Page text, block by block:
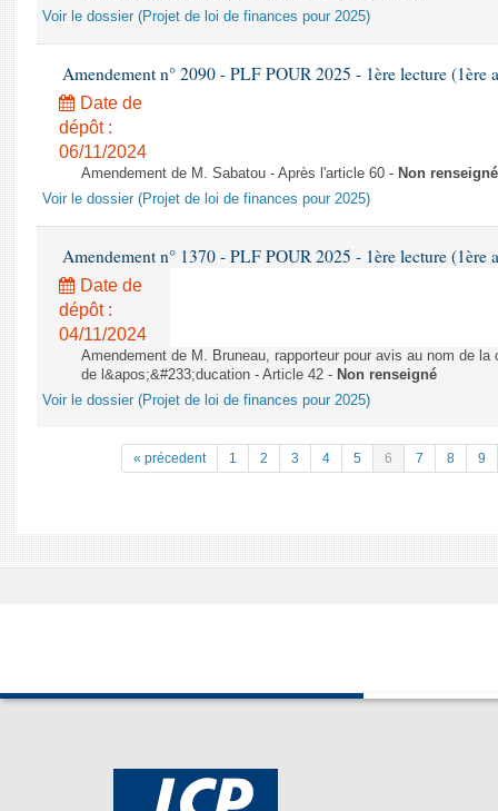
Voir le dossier (Projet de loi de finances pour 2025)
Amendement n° 2090 - PLF POUR 2025 - 1ère lecture (1ère
Date de
dépôt :
06/11/2024
Amendement de M. Sabatou - Après l'article 60 - Non renseigné
Voir le dossier (Projet de loi de finances pour 2025)
Amendement n° 1370 - PLF POUR 2025 - 1ère lecture (1ère
Date de
dépôt :
04/11/2024
Amendement de M. Bruneau, rapporteur pour avis au nom de
de l&apos;&#233;ducation - Article 42 - Non renseigné
Voir le dossier (Projet de loi de finances pour 2025)
« précedent 1 2 3 4 5 6 7 8 9